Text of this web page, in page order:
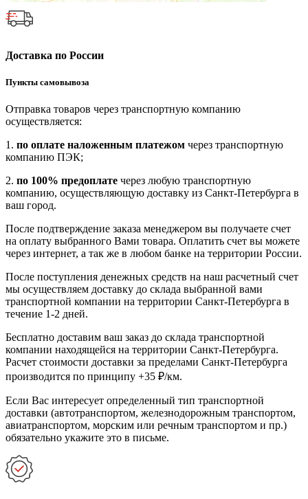
Доставка по России
Пункты самовывоза
Отправка товаров через транспортную компанию
осуществляется:
1. по оплате наложенным платежом через транспортную
компанию ПЭК;
2. по 100% предоплате через любую транспортную
компанию, осуществляющую доставку из Санкт-Петербурга в
ваш город.
После подтверждение заказа менеджером вы получаете счет
на оплату выбранного Вами товара. Оплатить счет вы можете
через интернет, а так же в любом банке на территории России.
После поступления денежных средств на наш расчетный счет
мы осуществляем доставку до склада выбранной вами
транспортной компании на территории Санкт-Петербурга в
течение 1-2 дней.
Бесплатно доставим ваш заказ до склада транспортной
компании находящейся на территории Санкт-Петербурга.
Расчет стоимости доставки за пределами Санкт-Петербурга
производится по принципу +35 ₽/км.
Если Вас интересует определенный тип транспортной
доставки (автотранспортом, железнодорожным транспортом,
авиатранспортом, морским или речным транспортом и пр.)
обязательно укажите это в письме.